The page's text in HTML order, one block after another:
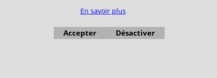
En savoir plus
Accepter Désactiver